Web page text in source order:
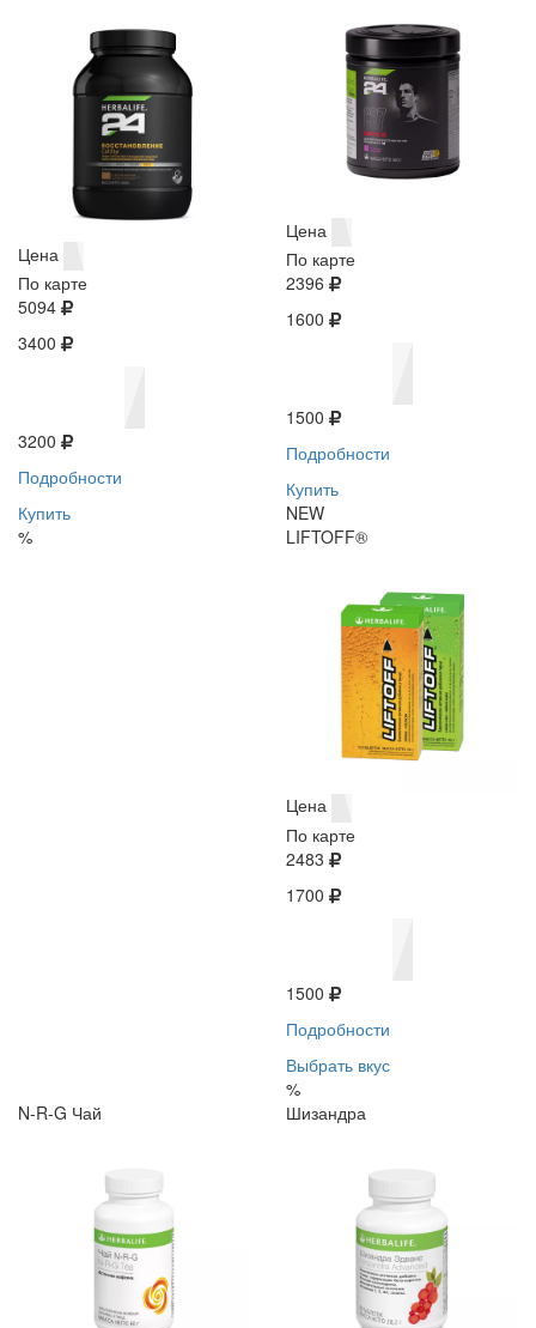
Цена
По карте
5094
3400
3200
Подробности
Купить
%
Цена
По карте
2396
1600
1500
Подробности
Купить
NEW
LIFTOFF®
Цена
По карте
2483
1700
1500
Подробности
Выбрать вкус
%
N-R-G Чай
Шизандра